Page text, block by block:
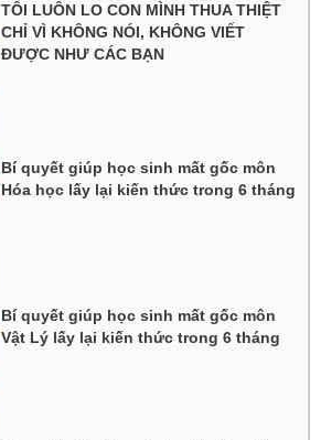
TÔI LUÔN LO CON MÌNH THUA THIỆT
CHỈ VÌ KHÔNG NÓI, KHÔNG VIẾT
ĐƯỢC NHƯ CÁC BẠN
Bí quyết giúp học sinh mất gốc môn
Hóa học lấy lại kiến thức trong 6 tháng
Bí quyết giúp học sinh mất gốc môn
Vật Lý lấy lại kiến thức trong 6 tháng